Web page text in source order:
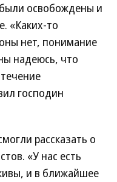
освобождены и
«Каких-то
нет, понимание
надеюсь, что
господин
рассказать о
«У нас есть
и в ближайшее